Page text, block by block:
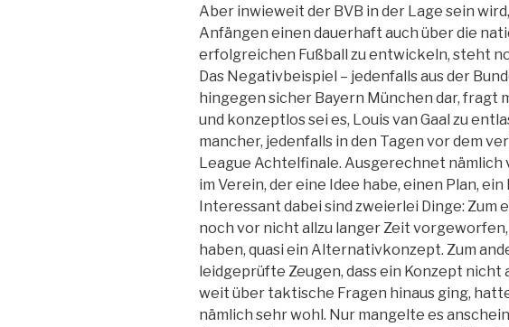
Aber inwieweit der BVB in der Lage sein
Anfängen einen dauerhaft auch über die
erfolgreichen Fußball zu entwickeln, steht
Das Negativbeispiel – jedenfalls aus der
hingegen sicher Bayern München dar, fragt
und konzeptlos sei es, Louis van Gaal zu
mancher, jedenfalls in den Tagen vor dem
League Achtelfinale. Ausgerechnet nämlich
im Verein, der eine Idee habe, einen Plan,
Interessant dabei sind zweierlei Dinge: Zum
noch vor nicht allzu langer Zeit vorgeworfen,
haben, quasi ein Alternativkonzept. Zum
leidgeprüfte Zeugen, dass ein Konzept nicht
weit über taktische Fragen hinaus ging,
nämlich sehr wohl. Nur mangelte es